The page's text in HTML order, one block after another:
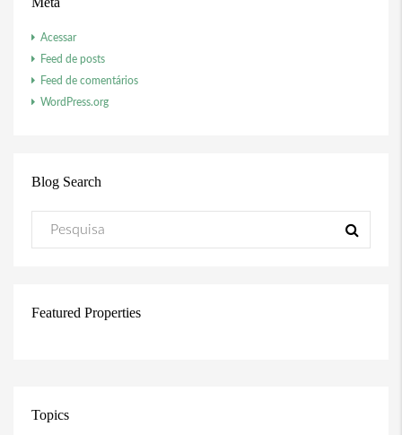
Acessar
Feed de posts
Feed de comentários
WordPress.org
Blog Search
Featured Properties
Topics